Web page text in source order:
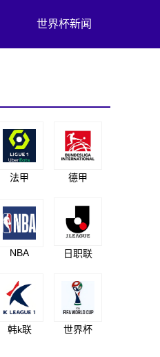
世界杯新闻
法甲 德甲
NBA 日职联
韩k联 世界杯